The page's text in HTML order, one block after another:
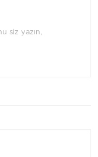
siz yazın,